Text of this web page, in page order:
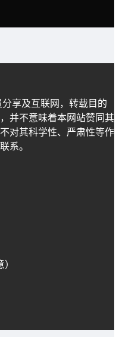
享及互联网，转载目的
并不意味着本网站赞同其
对其科学性、严肃性等作
系。